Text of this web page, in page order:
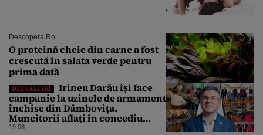
Descopera.ro
O proteină cheie din carne a fost
crescută în salata verde pentru
prima dată
DEZVĂLUIRI
Irineu Darău își face
campanie la uzinele de armament
închise din Dâmbovița.
Muncitorii aflați în concediu
forțat din cauza lipsei comenzilor
19:08